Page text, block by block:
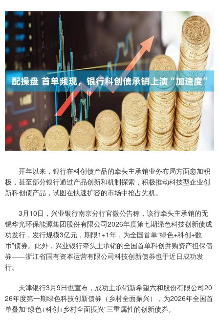
开年以来，银行在科创债产品的牵头主承销业务布局方面愈加积
极，甚至部分银行通过产品创新和机制探索，积极推动科技型企业创
新科创债产品，试图在快速扩容的市场中抢占先机。
3月10日，兴业银行南京分行官微公告称，该行牵头主承销的无
锡华光环保能源集团股份有限公司2026年度第七期绿色科技创新债成
功发行，发行规模3亿元，期限1+1年，为全国首单“绿色+科创+数
币”债券。此外，兴业银行牵头主承销的全国首单科创并购资产担保债
券——浙江省国有资本运营有限公司科技创新债券也于近日成功发
行。
天津银行3月9日也宣布，成功主承销新希望六和股份有限公司20
26年度第一期绿色科技创新债券（乡村全面振兴），为2026年全国首
单叠加“绿色+科创+乡村全面振兴”三重属性的创新债券。